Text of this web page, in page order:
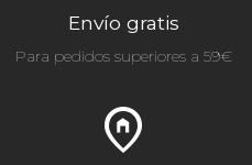
Envío gratis
Para pedidos superiores a 59€
home_pin